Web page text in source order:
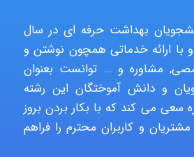
abolfazlkoshehe
A.balandeh
بهداشت حرفه ای در سال
شد و با ارائه خدماتی همچون نوشتن و
مشاوره و … توانست بعنوان
و دانش آموختگان این رشته
سعی می کند که با بکار بردن بروز
و کاربران محترم را فراهم